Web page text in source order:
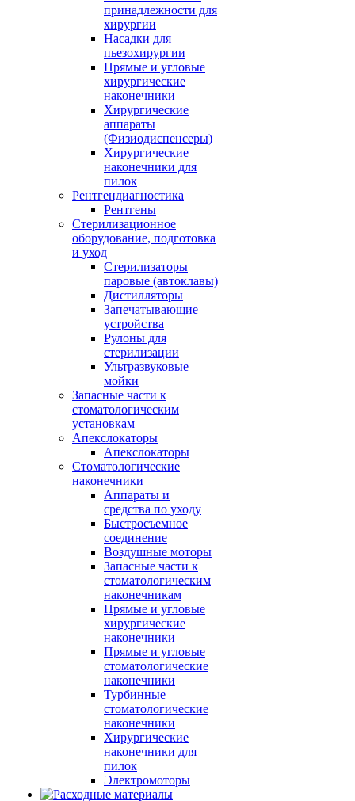
принадлежности для
хирургии
Насадки для
пьезохирургии
Прямые и угловые
хирургические
наконечники
Хирургические
аппараты
(Физиодиспенсеры)
Хирургические
наконечники для
пилок
Рентгендиагностика
Рентгены
Стерилизационное
оборудование, подготовка
и уход
Стерилизаторы
паровые (автоклавы)
Дистилляторы
Запечатывающие
устройства
Рулоны для
стерилизации
Ультразвуковые
мойки
Запасные части к
стоматологическим
установкам
Апекслокаторы
Апекслокаторы
Стоматологические
наконечники
Аппараты и
средства по уходу
Быстросъемное
соединение
Воздушные моторы
Запасные части к
стоматологическим
наконечникам
Прямые и угловые
хирургические
наконечники
Прямые и угловые
стоматологические
наконечники
Турбинные
стоматологические
наконечники
Хирургические
наконечники для
пилок
Электромоторы